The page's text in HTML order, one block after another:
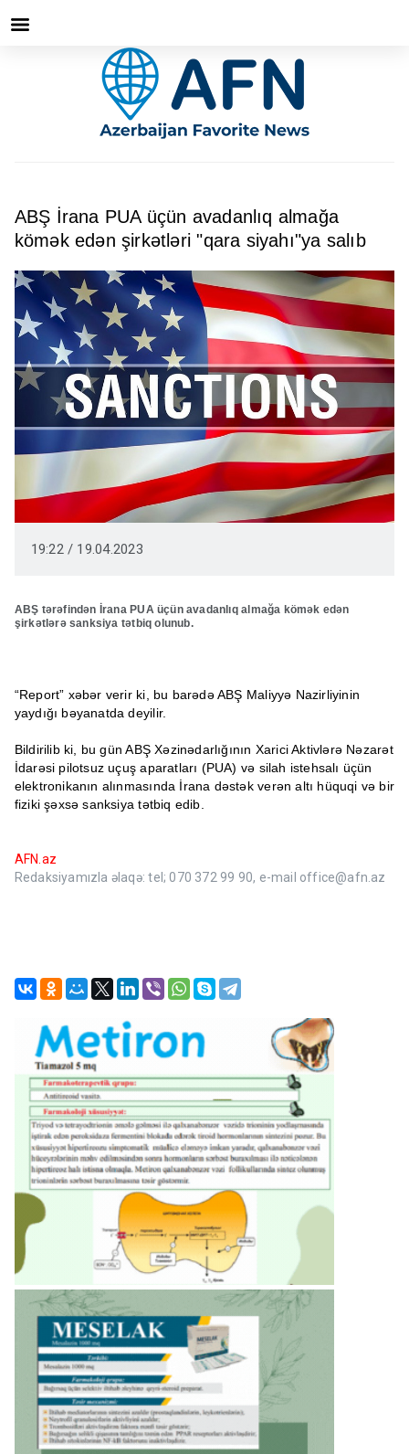
ABŞ İrana PUA üçün avadanlıq almağa
kömək edən şirkətləri "qara siyahı"ya salıb
19:22 / 19.04.2023
ABŞ tərəfindən İrana PUA üçün avadanlıq almağa kömək edən
şirkətlərə sanksiya tətbiq olunub.
“Report” xəbər verir ki, bu barədə ABŞ Maliyyə Nazirliyinin
yaydığı bəyanatda deyilir.
Bildirilib ki, bu gün ABŞ Xəzinədarlığının Xarici Aktivlərə Nəzarət
İdarəsi pilotsuz uçuş aparatları (PUA) və silah istehsalı üçün
elektronikanın alınmasında İrana dəstək verən altı hüquqi və bir
fiziki şəxsə sanksiya tətbiq edib.
AFN.az
Redaksiyamızla əlaqə: tel; 070 372 99 90, e-mail office@afn.az